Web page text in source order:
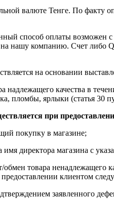
валюте Тенге. По факту
способ оплаты возможен
нашу компанию. Счет либо
на основании
надлежащего качества в
пломбы, ярлыки (статья 30
при
покупку в магазине;
имя директора магазина с
обмен товара ненадлежащего
клиентом
заявленного